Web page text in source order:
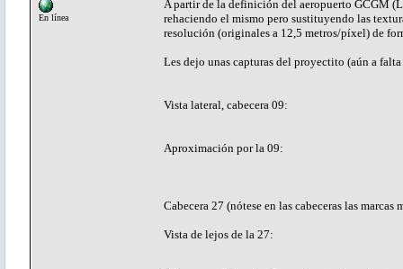
En línea
A partir de la definición del aeropuerto GCGM
rehaciendo el mismo pero sustituyendo las
resolución (originales a 12,5 metros/píxel) de
Les dejo unas capturas del proyectito (aún a
Vista lateral, cabecera 09:
Aproximación por la 09:
Cabecera 27 (nótese en las cabeceras las
Vista de lejos de la 27: